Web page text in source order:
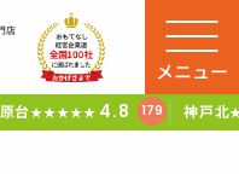
店
台★★★★★ 4.8 179 神戸北
メニュー